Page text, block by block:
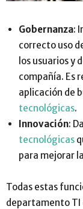
Gobernanza:
correcto uso
los usuarios y
compañía. Es
aplicación de
tecnológicas.
Innovación:
tecnológicas
para mejorar
Todas estas
departamento TI